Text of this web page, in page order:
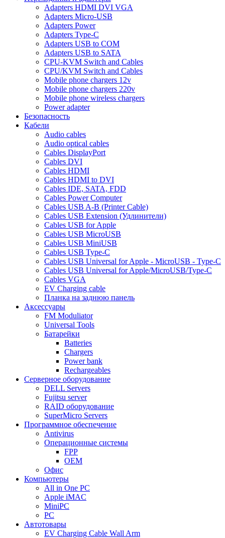
Adapters HDMI DVI VGA
Adapters Micro-USB
Adapters Power
Adapters Type-C
Adapters USB to COM
Adapters USB to SATA
CPU-KVM Switch and Cables
CPU/KVM Switch and Cables
Mobile phone chargers 12v
Mobile phone chargers 220v
Mobile phone wireless chargers
Power adapter
Безопасность
Кабели
Audio cables
Audio optical cables
Cables DisplayPort
Cables DVI
Cables HDMI
Cables HDMI to DVI
Cables IDE, SATA, FDD
Cables Power Computer
Cables USB A-B (Printer Cable)
Cables USB Extension (Удлинители)
Cables USB for Apple
Cables USB MicroUSB
Cables USB MiniUSB
Cables USB Type-C
Cables USB Universal for Apple - MicroUSB - Type-C
Cables USB Universal for Apple/MicroUSB/Type-C
Cables VGA
EV Charging cable
Планка на заднюю панель
Аксессуары
FM Moduliator
Universal Tools
Батарейки
Batteries
Chargers
Power bank
Rechargeables
Серверное оборудование
DELL Servers
Fujitsu server
RAID оборудование
SuperMicro Servers
Программное обеспечение
Antivirus
Операционные системы
FPP
OEM
Офис
Компьютеры
All in One PC
Apple iMAC
MiniPC
PC
Автотовары
EV Charging Cable Wall Arm